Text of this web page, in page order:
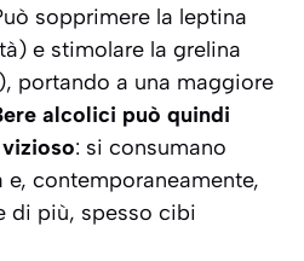
sopprimere la leptina
e stimolare la grelina
portando a una maggiore
alcolici può quindi
: si consumano
contemporaneamente,
di più, spesso cibi